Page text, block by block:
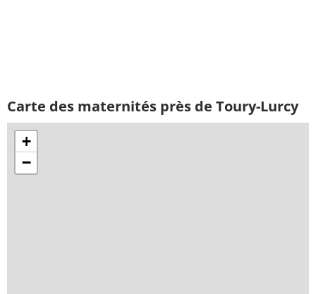
Carte des maternités près de Toury-Lurcy
+
−